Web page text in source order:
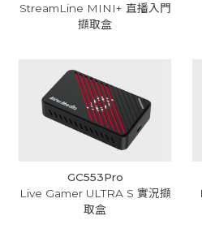
StreamLine MINI+ 直播入門
擷取盒
GC553Pro
Live Gamer ULTRA S 實況擷
取盒